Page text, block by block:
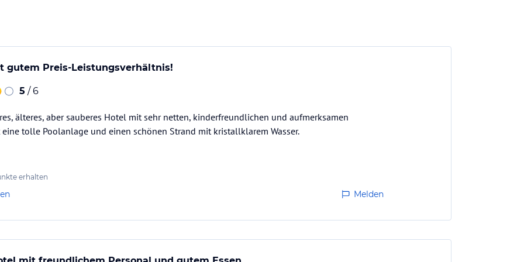
besuchen
(kostenfrei)
Musik und Tanz
gutem Preis-Leistungsverhältnis!
5 / 6
älteres, aber sauberes Hotel mit sehr netten, kinderfreundlichen und aufmerksamen
tolle Poolanlage und einen schönen Strand mit kristallklarem Wasser.
erhalten
Melden